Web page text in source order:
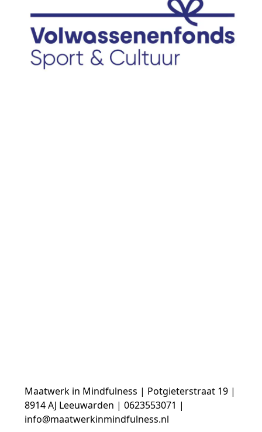
Maatwerk in Mindfulness | Potgieterstraat 19 |
8914 AJ Leeuwarden | 0623553071 |
info@maatwerkinmindfulness.nl